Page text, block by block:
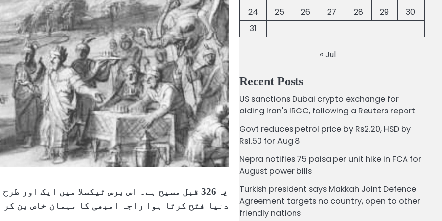
یہ 326 قبل مسیح ہے۔ اس برس ٹیکسلا میں ایک
دنیا فتح کرتا ہوا راجہ امبھی کا مہمان خاص بن
24
25 26 27 28 29
30
31
« Jul
Recent Posts
US sanctions Dubai crypto exchange for
aiding Iran's IRGC, following a Reuters report
Govt reduces petrol price by Rs2.20, HSD by
Rs1.50 for Aug 8
Nepra notifies 75 paisa per unit hike in FCA for
August power bills
Turkish president says Makkah Joint Defence
Agreement targets no country, open to other
friendly nations